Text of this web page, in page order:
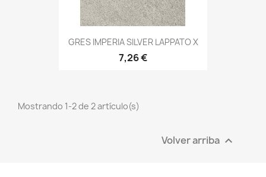
GRES IMPERIA SILVER LAPPATO X
7,26 €
Mostrando 1-2 de 2 artículo(s)
Volver arriba 